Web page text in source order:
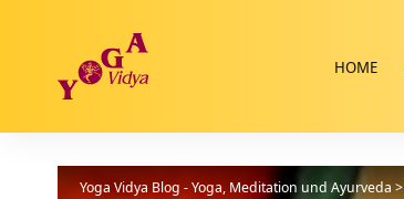
HOME
Yoga Vidya Blog - Yoga, Meditation und Ayurveda >